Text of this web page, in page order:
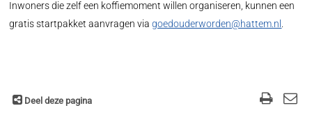
Inwoners die zelf een koffiemoment willen organiseren, kunnen een
gratis startpakket aanvragen viagoedouderworden@hattem.nl
Deel deze pagina